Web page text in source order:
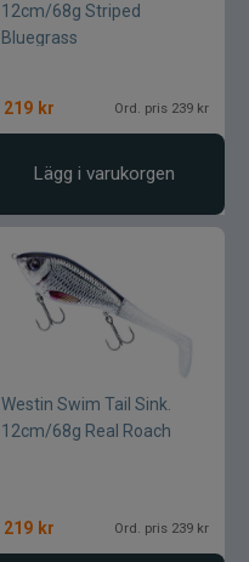
12cm/68g Striped
Bluegrass
219 kr Ord. pris 239 kr
Lägg i varukorgen
Westin Swim Tail Sink.
12cm/68g Real Roach
219 kr Ord. pris 239 kr